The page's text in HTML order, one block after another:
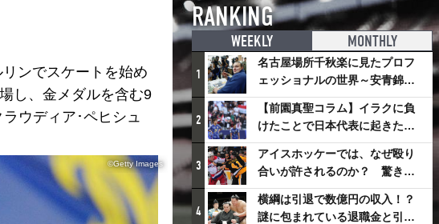
ンでスケートを始め
し、金メダルを含む9
ウディア･ペヒシュ
©Getty Images
RANKING
WEEKLY MONTHLY
1
名古屋場所千秋楽に見たプロフ
ェッショナルの世界～安青錦の
優勝を巡るさまざまなドラマ
2
【前園真聖コラム】イラクに負
けたことで日本代表に起きたプ
ラスとは
3
アイスホッケーでは、なぜ殴り
合いが許されるのか？ 驚きの
「ファイティング」ルールにつ
いて
4
横綱は引退で数億円の収入！？
謎に包まれている退職金と引退